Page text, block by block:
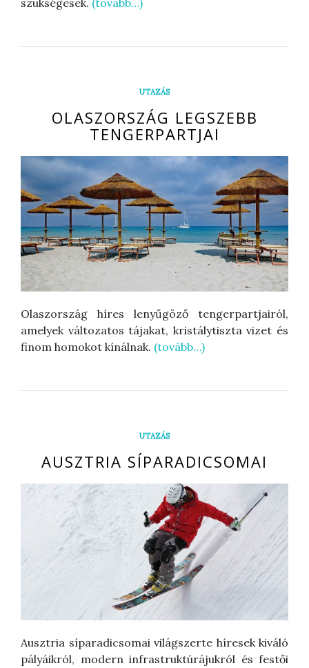
szükségesek. (tovább…)
UTAZÁS
OLASZORSZÁG LEGSZEBB
TENGERPARTJAI
Olaszország híres lenyűgöző tengerpartjairól,
amelyek változatos tájakat, kristálytiszta vizet és
finom homokot kínálnak. (tovább…)
UTAZÁS
AUSZTRIA SÍPARADICSOMAI
Ausztria síparadicsomai világszerte híresek kiváló
pályáikról, modern infrastruktúrájukról és festői